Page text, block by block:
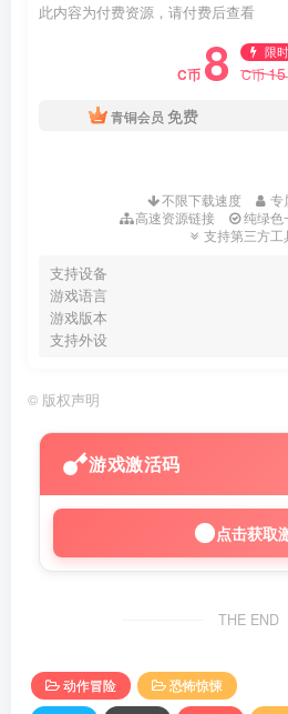
此内容为付费资源，请付费后查看
C币 8 限
C币15
青铜会员 免费
不限下载速度 专
高速资源链接
纯绿色
支持第三方工
支持设备
游戏语言
游戏版本
支持外设
© 版权声明
游戏激活码
点击获取
THE END
动作冒险
恐怖惊悚